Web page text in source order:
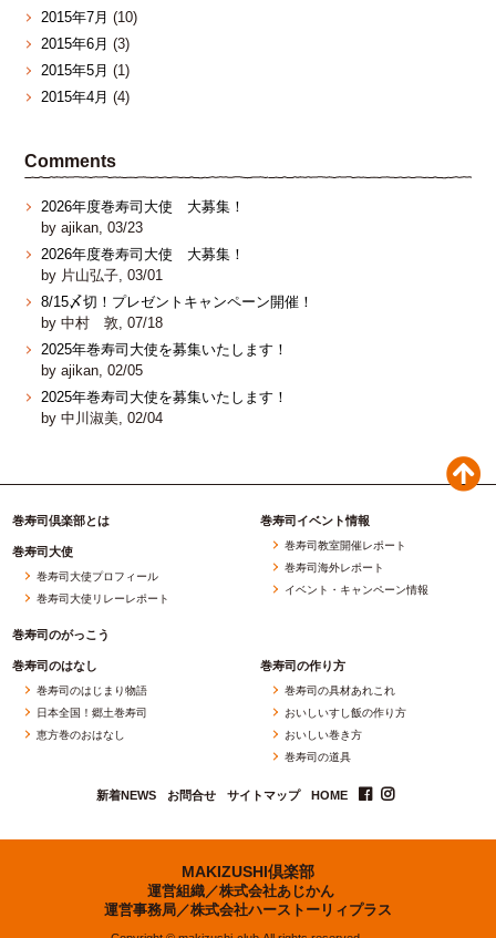
2015年7月 (10)
2015年6月 (3)
2015年5月 (1)
2015年4月 (4)
Comments
2026年度巻寿司大使 大募集！
by ajikan, 03/23
2026年度巻寿司大使 大募集！
by 片山弘子, 03/01
8/15〆切！プレゼントキャンペーン開催！
by 中村 敦, 07/18
2025年巻寿司大使を募集いたします！
by ajikan, 02/05
2025年巻寿司大使を募集いたします！
by 中川淑美, 02/04
巻寿司倶楽部とは
巻寿司大使
巻寿司大使プロフィール
巻寿司大使リレーレポート
巻寿司のがっこう
巻寿司イベント情報
巻寿司教室開催レポート
巻寿司海外レポート
イベント・キャンペーン情報
巻寿司のはなし
巻寿司のはじまり物語
日本全国！郷土巻寿司
恵方巻のおはなし
巻寿司の作り方
巻寿司の具材あれこれ
おいしいすし飯の作り方
おいしい巻き方
巻寿司の道具
新着NEWS お問合せ サイトマップ HOME
MAKIZUSHI倶楽部
運営組織／株式会社あじかん
運営事務局／株式会社ハーストーリィプラス